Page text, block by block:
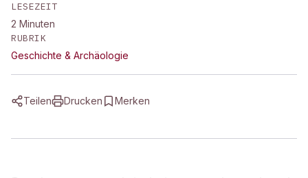
LESEZEIT
2 Minuten
RUBRIK
Geschichte & Archäologie
Teilen Drucken Merken